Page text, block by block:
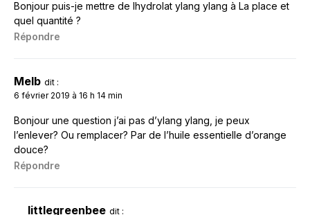
Bonjour puis-je mettre de lhydrolat ylang ylang à La place et
quel quantité ?
Répondre
Melb dit :
6 février 2019 à 16 h 14 min
Bonjour une question j’ai pas d’ylang ylang, je peux
l’enlever? Ou remplacer? Par de l’huile essentielle d’orange
douce?
Répondre
littlegreenbee dit :